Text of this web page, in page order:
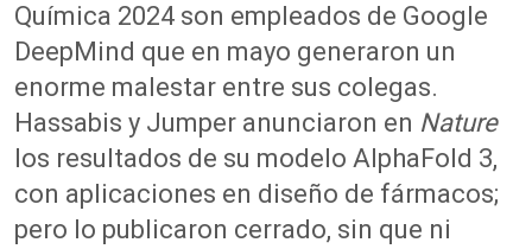
Química 2024 son empleados de Google
DeepMind que en mayo generaron un
enorme malestar entre sus colegas.
Hassabis y Jumper anunciaron en Nature
los resultados de su modelo AlphaFold 3,
con aplicaciones en diseño de fármacos;
pero lo publicaron cerrado, sin que ni